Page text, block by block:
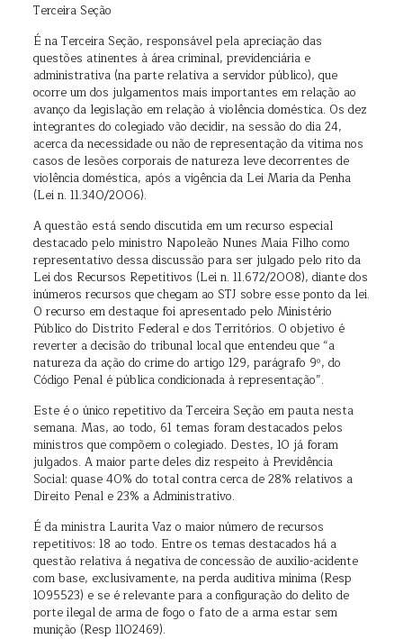
Terceira Seção
É na Terceira Seção, responsável pela apreciação das
questões atinentes à área criminal, previdenciária e
administrativa (na parte relativa a servidor público), que
ocorre um dos julgamentos mais importantes em relação ao
avanço da legislação em relação à violência doméstica. Os dez
integrantes do colegiado vão decidir, na sessão do dia 24,
acerca da necessidade ou não de representação da vítima nos
casos de lesões corporais de natureza leve decorrentes de
violência doméstica, após a vigência da Lei Maria da Penha
(Lei n. 11.340/2006).
A questão está sendo discutida em um recurso especial
destacado pelo ministro Napoleão Nunes Maia Filho como
representativo dessa discussão para ser julgado pelo rito da
Lei dos Recursos Repetitivos (Lei n. 11.672/2008), diante dos
inúmeros recursos que chegam ao STJ sobre esse ponto da lei.
O recurso em destaque foi apresentado pelo Ministério
Público do Distrito Federal e dos Territórios. O objetivo é
reverter a decisão do tribunal local que entendeu que “a
natureza da ação do crime do artigo 129, parágrafo 9º, do
Código Penal é pública condicionada à representação”.
Este é o único repetitivo da Terceira Seção em pauta nesta
semana. Mas, ao todo, 61 temas foram destacados pelos
ministros que compõem o colegiado. Destes, 10 já foram
julgados. A maior parte deles diz respeito à Previdência
Social: quase 40% do total contra cerca de 28% relativos a
Direito Penal e 23% a Administrativo.
É da ministra Laurita Vaz o maior número de recursos
repetitivos: 18 ao todo. Entre os temas destacados há a
questão relativa á negativa de concessão de auxílio-acidente
com base, exclusivamente, na perda auditiva mínima (Resp
1095523) e se é relevante para a configuração do delito de
porte ilegal de arma de fogo o fato de a arma estar sem
munição (Resp 1102469).